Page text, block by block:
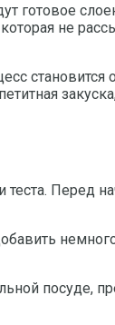
готовое
не
Перед
посуде,